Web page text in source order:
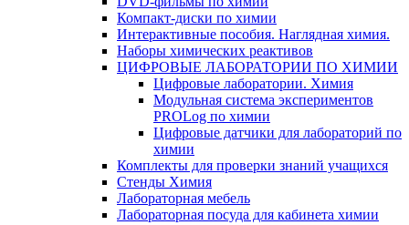
Компакт-диски по химии
Интерактивные пособия. Наглядная химия.
Наборы химических реактивов
ЦИФРОВЫЕ ЛАБОРАТОРИИ ПО ХИМИИ
Цифровые лаборатории. Химия
Модульная система экспериментов
PROLog по химии
Цифровые датчики для лабораторий по
химии
Комплекты для проверки знаний учащихся
Стенды Химия
Лабораторная мебель
Лабораторная посуда для кабинета химии